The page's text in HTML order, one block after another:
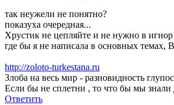
так неужели не понятно?
показуха очередная...
Хрустик не цепляйте и не нужно в игнор
где бы я не написала в основных темах,
http://zoloto-turkestana.ru
Злоба на весь мир - разновидность
Если бы не сплетни , то что бы мы знали
Ответить